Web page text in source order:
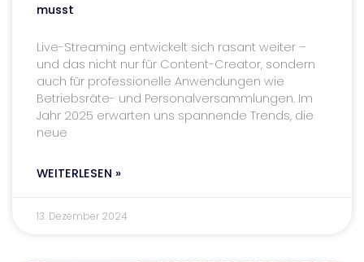
musst
Live-Streaming entwickelt sich rasant weiter –
und das nicht nur für Content-Creator, sondern
auch für professionelle Anwendungen wie
Betriebsräte- und Personalversammlungen. Im
Jahr 2025 erwarten uns spannende Trends, die
neue
WEITERLESEN »
13. Dezember 2024